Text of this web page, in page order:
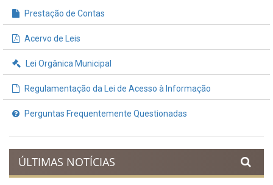
Prestação de Contas
Acervo de Leis
Lei Orgânica Municipal
Regulamentação da Lei de Acesso à Informação
Perguntas Frequentemente Questionadas
ÚLTIMAS NOTÍCIAS